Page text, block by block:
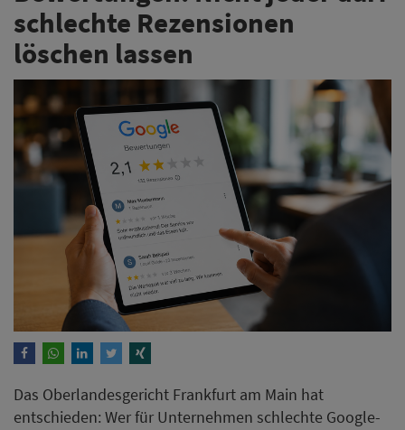
schlechte Rezensionen
löschen lassen
Das Oberlandesgericht Frankfurt am Main hat
entschieden: Wer für Unternehmen schlechte Google-